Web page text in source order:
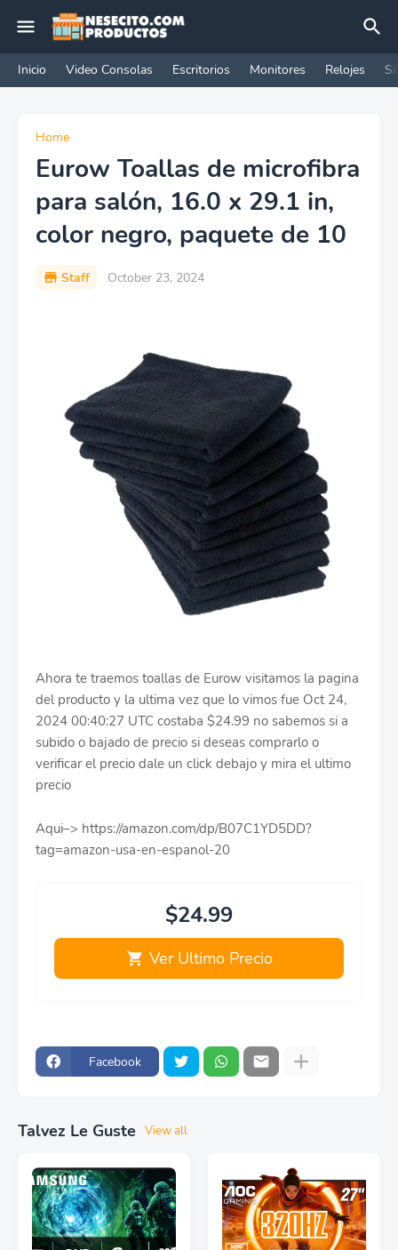
Inicio Video Consolas Escritorios Monitores Relojes
Home
Eurow Toallas de microfibra
para salón, 16.0 x 29.1 in,
color negro, paquete de 10
Staff October 23, 2024
Ahora te traemos toallas de Eurow visitamos la pagina
del producto y la ultima vez que lo vimos fue Oct 24,
2024 00:40:27 UTC costaba $24.99 no sabemos si a
subido o bajado de precio si deseas comprarlo o
verificar el precio dale un click debajo y mira el ultimo
precio
Aqui–> https://amazon.com/dp/B07C1YD5DD?
tag=amazon-usa-en-espanol-20
$24.99
Ver Ultimo Precio
Facebook
Talvez Le Guste View all